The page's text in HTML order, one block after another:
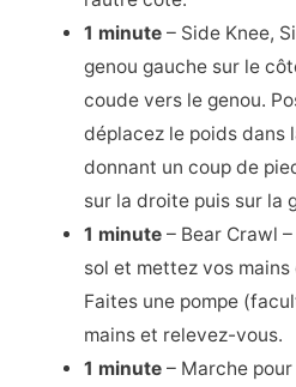
1 minute – Side Knee,
genou gauche sur le
coude vers le genou.
déplacez le poids dans
donnant un coup de
sur la droite puis sur la
1 minute – Bear Crawl
sol et mettez vos
Faites une pompe
mains et relevez-vous.
1 minute – Marche